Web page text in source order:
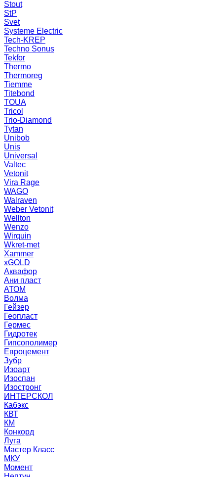
Stout
StP
Svet
Systeme Electric
Tech-KREP
Techno Sonus
Tekfor
Thermo
Thermoreg
Tiemme
Titebond
TOUA
Tricol
Trio-Diamond
Tytan
Unibob
Unis
Universal
Valtec
Vetonit
Vira Rage
WAGO
Walraven
Weber Vetonit
Wellton
Wenzo
Wirquin
Wkret-met
Xammer
xGOLD
Аквафор
Ани пласт
АТОМ
Волма
Гейзер
Геопласт
Гермес
Гидротек
Гипсополимер
Евроцемент
Зубр
Изоарт
Изоспан
Изостронг
ИНТЕРСКОЛ
Кабэкс
КВТ
КМ
Конкорд
Луга
Мастер Класс
МКУ
Момент